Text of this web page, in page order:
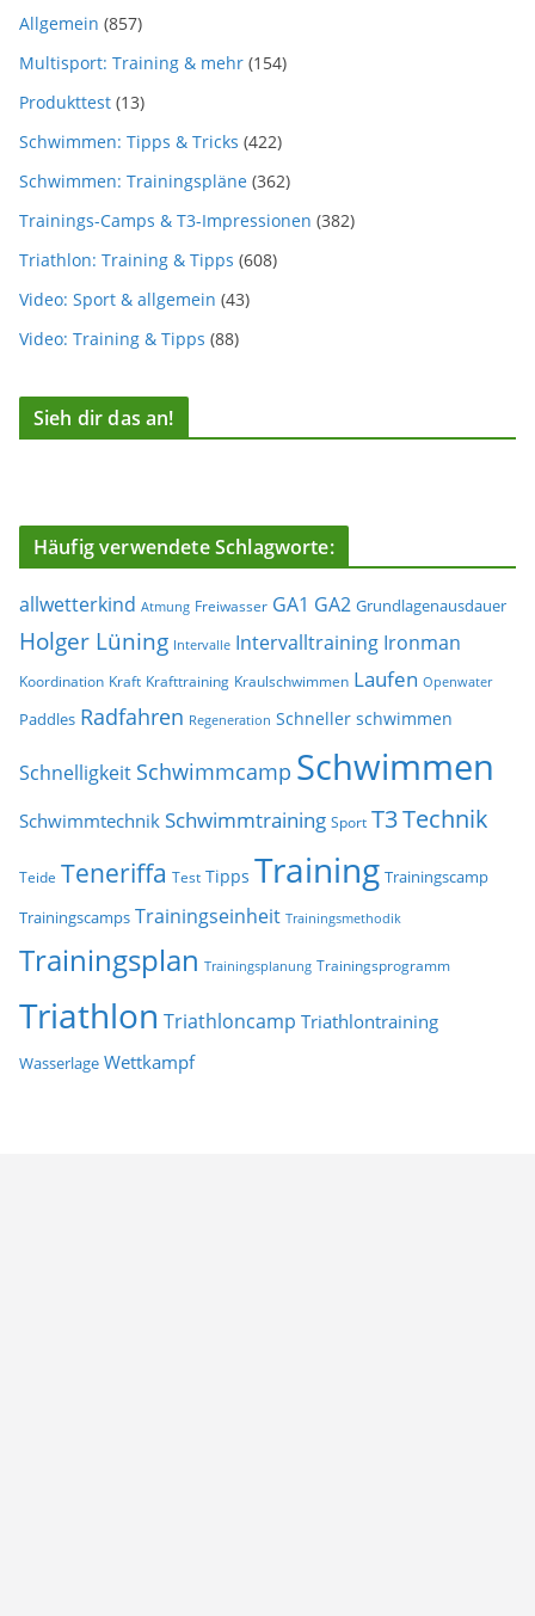
Allgemein (857)
Multisport: Training & mehr (154)
Produkttest (13)
Schwimmen: Tipps & Tricks (422)
Schwimmen: Trainingspläne (362)
Trainings-Camps & T3-Impressionen (382)
Triathlon: Training & Tipps (608)
Video: Sport & allgemein (43)
Video: Training & Tipps (88)
Sieh dir das an!
Häufig verwendete Schlagworte:
allwetterkind Atmung Freiwasser GA1 GA2 Grundlagenausdauer
Holger Lüning Intervalle Intervalltraining Ironman
Koordination Kraft Krafttraining Kraulschwimmen Laufen Openwater
Paddles Radfahren Regeneration Schneller schwimmen
Schnelligkeit Schwimmcamp Schwimmen
Schwimmtechnik Schwimmtraining Sport T3Technik
Teide Teneriffa Test Tipps Training Trainingscamp
Trainingscamps Trainingseinheit Trainingsmethodik
Trainingsplan Trainingsplanung Trainingsprogramm
Triathlon Triathloncamp Triathlontraining
Wasserlage Wettkampf